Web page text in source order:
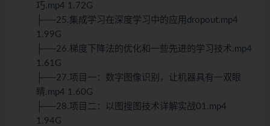
巧.mp4 1.72G
├──25.集成学习在深度学习中的应用dropout.mp4
1.99G
├──26.梯度下降法的优化和一些先进的学习技术.mp4
1.61G
├──27.项目一：数字图像识别，让机器具有一双眼
睛.mp4 1.60G
├──28.项目二：以图搜图技术详解实战01.mp4
1.94G